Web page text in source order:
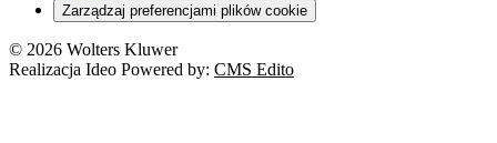
Zarządzaj preferencjami plików cookie
© 2026 Wolters Kluwer
Realizacja Ideo Powered by: CMS Edito